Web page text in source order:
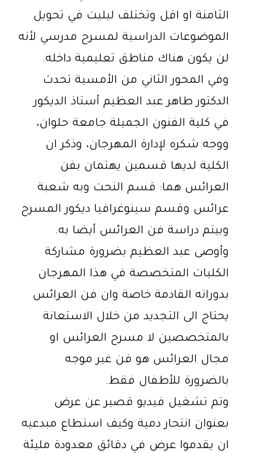
الثامنة او اقل وتختلف ليليت في تحويل
الموضوعات الدراسية لمسرح مدرسي لأنه
لن يكون هناك مناطق تعليمية داخله.
وفي المحور الثاني من الأمسية تحدث
الدكتور طاهر عبد العظيم أستاذ الديكور
في كلية الفنون الجميلة جامعة حلوان،
ووجه شكره لإدارة المهرجان، وذكر ان
الكلية لديها قسمين يهتمان بفن
العرائس هما: قسم النحت وبه شعبة
عرائس وقسم سينوغرافيا ديكور المسرح
وبيتم دراسة فن العرائس أيضا به.
وأوصى عبد العظيم بضرورة مشاركة
الكليات المتخصصة في هذا المهرجان
بدوراته القادمة خاصة وان فن العرائس
يحتاج الى التجديد من خلال الاستعانة
بالمتخصصين لا مسرح العرائس او
مجال العرائس هو فن غير موجه
بالضرورة للأطفال فقط.
وتم تشغيل فيديو قصير عن عرض
بعنوان انتحار دمية وكيف استطاع مبدعيه
ان يقدموا عرض في دقائق معدودة مليئة